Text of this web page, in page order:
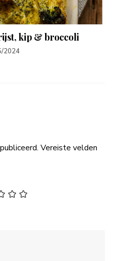
kip & broccoli
2024
Vereiste velden